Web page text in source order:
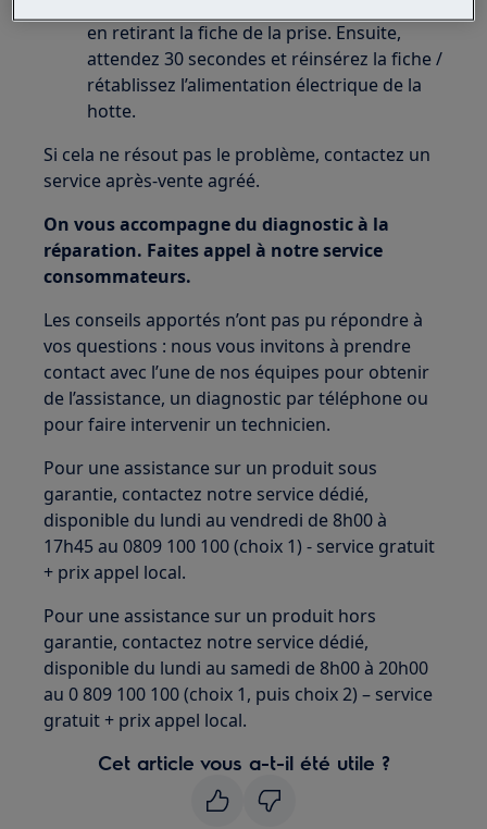
en retirant la fiche de la prise. Ensuite,
attendez 30 secondes et réinsérez la fiche /
rétablissez l’alimentation électrique de la
hotte.
Si cela ne résout pas le problème, contactez un
service après-vente agréé.
On vous accompagne du diagnostic à la
réparation. Faites appel à notre service
consommateurs.
Les conseils apportés n’ont pas pu répondre à
vos questions : nous vous invitons à prendre
contact avec l’une de nos équipes pour obtenir
de l’assistance, un diagnostic par téléphone ou
pour faire intervenir un technicien.
Pour une assistance sur un produit sous
garantie, contactez notre service dédié,
disponible du lundi au vendredi de 8h00 à
17h45 au 0809 100 100 (choix 1) - service gratuit
+ prix appel local.
Pour une assistance sur un produit hors
garantie, contactez notre service dédié,
disponible du lundi au samedi de 8h00 à 20h00
au 0 809 100 100 (choix 1, puis choix 2) – service
gratuit + prix appel local.
Cet article vous a-t-il été utile ?